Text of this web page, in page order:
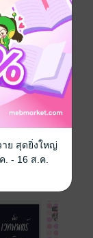
pdf
กฎาคม 2568
85 หน้า
ะหยัด 11%)
าย สุดยิ่งใหญ่
. - 16 ส.ค.